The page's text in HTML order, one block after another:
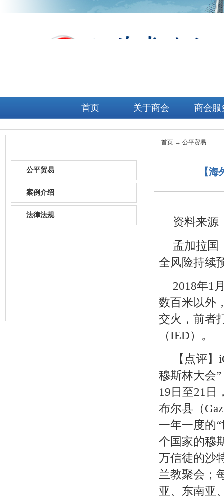
首页 关于商会 商会服
公平贸易
案例介绍
法律法规
首页 → 公平贸易
【
资料来源
孟加拉国
全风险持续
2018年1
数百米以外
交火，前者
（IED）。
【点评
穆斯林大会
19日至21日
布尔县（
一年一度的
个国家的穆
万信徒的沙
兰教聚会；
亚、东南亚